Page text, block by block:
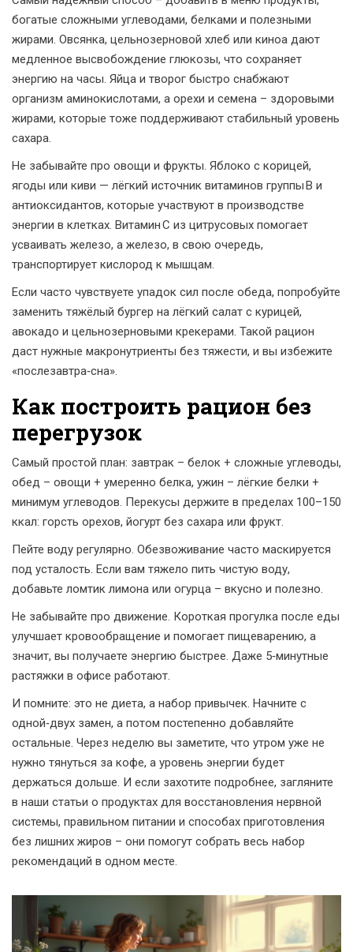
богатые сложными углеводами, белками и полезными
жирами. Овсянка, цельнозерновой хлеб или киноа дают
медленное высвобождение глюкозы, что сохраняет
энергию на часы. Яйца и творог быстро снабжают
организм аминокислотами, а орехи и семена – здоровыми
жирами, которые тоже поддерживают стабильный уровень
сахара.
Не забывайте про овощи и фрукты. Яблоко с корицей,
ягоды или киви — лёгкий источник витаминов группы B и
антиоксидантов, которые участвуют в производстве
энергии в клетках. Витамин C из цитрусовых помогает
усваивать железо, а железо, в свою очередь,
транспортирует кислород к мышцам.
Если часто чувствуете упадок сил после обеда, попробуйте
заменить тяжёлый бургер на лёгкий салат с курицей,
авокадо и цельнозерновыми крекерами. Такой рацион
даст нужные макронутриенты без тяжести, и вы избежите
«послезавтра‑сна».
Как построить рацион без
перегрузок
Самый простой план: завтрак – белок + сложные углеводы,
обед – овощи + умеренно белка, ужин – лёгкие белки +
минимум углеводов. Перекусы держите в пределах 100–150
ккал: горсть орехов, йогурт без сахара или фрукт.
Пейте воду регулярно. Обезвоживание часто маскируется
под усталость. Если вам тяжело пить чистую воду,
добавьте ломтик лимона или огурца – вкусно и полезно.
Не забывайте про движение. Короткая прогулка после еды
улучшает кровообращение и помогает пищеварению, а
значит, вы получаете энергию быстрее. Даже 5‑минутные
растяжки в офисе работают.
И помните: это не диета, а набор привычек. Начните с
одной‑двух замен, а потом постепенно добавляйте
остальные. Через неделю вы заметите, что утром уже не
нужно тянуться за кофе, а уровень энергии будет
держаться дольше. И если захотите подробнее, загляните
в наши статьи о продуктах для восстановления нервной
системы, правильном питании и способах приготовления
без лишних жиров – они помогут собрать весь набор
рекомендаций в одном месте.